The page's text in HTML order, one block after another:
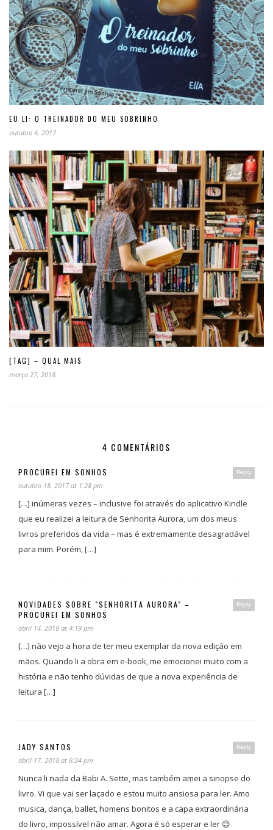
EU LI: O TREINADOR DO MEU SOBRINHO
outubro 4, 2017
[TAG] – QUAL MAIS
março 27, 2018
4 COMENTÁRIOS
Reply
PROCUREI EM SONHOS
outubro 18, 2017 at 1:28 pm
[…] inúmeras vezes – inclusive foi através do aplicativo Kindle
que eu realizei a leitura de Senhorita Aurora, um dos meus
livros preferidos da vida – mas é extremamente desagradável
para mim. Porém, […]
Reply
NOVIDADES SOBRE "SENHORITA AURORA" –
PROCUREI EM SONHOS
abril 14, 2018 at 4:19 pm
[…] não vejo a hora de ter meu exemplar da nova edição em
mãos. Quando li a obra em e-book, me emocionei muito com a
história e não tenho dúvidas de que a nova experiência de
leitura […]
Reply
JADY SANTOS
abril 17, 2018 at 6:24 pm
Nunca li nada da Babi A. Sette, mas também amei a sinopse do
livro. Vi que vai ser laçado e estou muito ansiosa para ler. Amo
musica, dança, ballet, homens bonitos e a capa extraordinária
do livro, impossível não amar. Agora é só esperar e ler 😉